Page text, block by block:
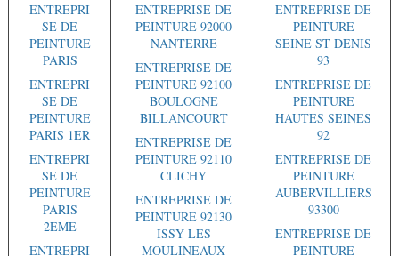
ENTREPRI
SE DE
PEINTURE
PARIS
ENTREPRI
SE DE
PEINTURE
PARIS 1ER
ENTREPRI
SE DE
PEINTURE
PARIS
2EME
ENTREPRI
ENTREPRISE DE
PEINTURE 92000
NANTERRE
ENTREPRISE DE
PEINTURE 92100
BOULOGNE
BILLANCOURT
ENTREPRISE DE
PEINTURE 92110
CLICHY
ENTREPRISE DE
PEINTURE 92130
ISSY LES
MOULINEAUX
ENTREPRISE DE
PEINTURE
SEINE ST DENIS
93
ENTREPRISE DE
PEINTURE
HAUTES SEINES
92
ENTREPRISE DE
PEINTURE
AUBERVILLIERS
93300
ENTREPRISE DE
PEINTURE